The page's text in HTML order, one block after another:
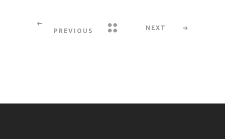
PREVIOUS
NEXT